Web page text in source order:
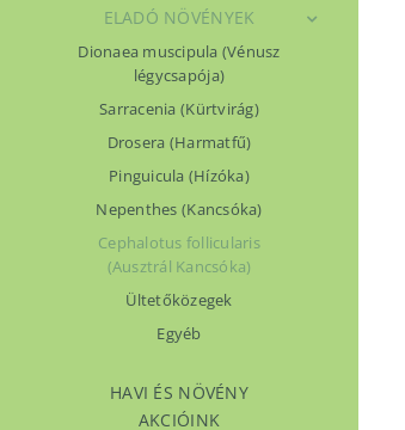
ELADÓ NÖVÉNYEK
Dionaea muscipula (Vénusz
légycsapója)
Sarracenia (Kürtvirág)
Drosera (Harmatfű)
Pinguicula (Hízóka)
Nepenthes (Kancsóka)
Cephalotus follicularis
(Ausztrál Kancsóka)
Ültetőközegek
Egyéb
HAVI ÉS NÖVÉNY
AKCIÓINK